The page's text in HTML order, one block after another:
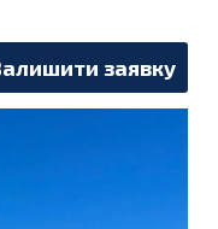
заявку